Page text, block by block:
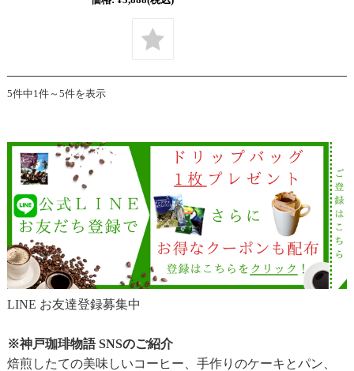
5件中1件～5件を表示
LINE お友達登録募集中
※神戸珈琲物語 SNSのご紹介
焙煎したての美味しいコーヒー、手作りのケーキとパン、